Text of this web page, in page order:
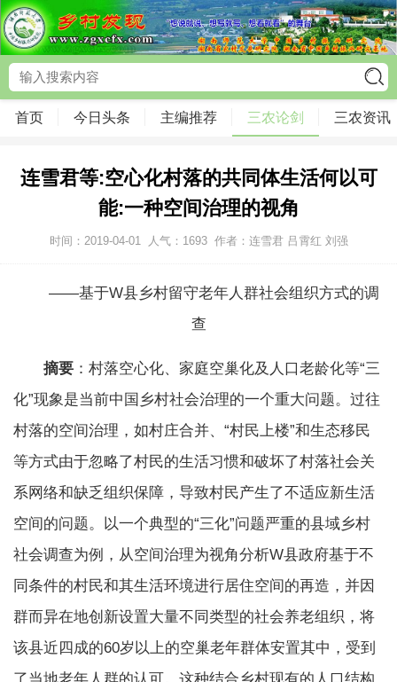
首页 今日头条 主编推荐 三农论剑 三农资讯
连雪君等:空心化村落的共同体生活何以可
能:一种空间治理的视角
时间：2019-04-01 人气： 1693 作者：连雪君 吕霄红 刘强
——基于W县乡村留守老年人群社会组织方式的调
查
摘要 ：村落空心化、家庭空巢化及人口老龄化等“三
化”现象是当前中国乡村社会治理的一个重大问题。过往
村落的空间治理，如村庄合并、“村民上楼”和生态移民
等方式由于忽略了村民的生活习惯和破坏了村落社会关
系网络和缺乏组织保障，导致村民产生了不适应新生活
空间的问题。以一个典型的“三化”问题严重的县域乡村
社会调查为例，从空间治理为视角分析W县政府基于不
同条件的村民和其生活环境进行居住空间的再造，并因
群而异在地创新设置大量不同类型的社会养老组织，将
该县近四成的60岁以上的空巢老年群体安置其中，受到